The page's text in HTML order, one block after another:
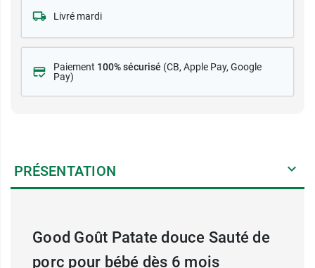
Livré mardi
Paiement 100% sécurisé (CB, Apple Pay, Google
Pay)
PRÉSENTATION
Good Goût Patate douce Sauté de
porc pour bébé dès 6 mois